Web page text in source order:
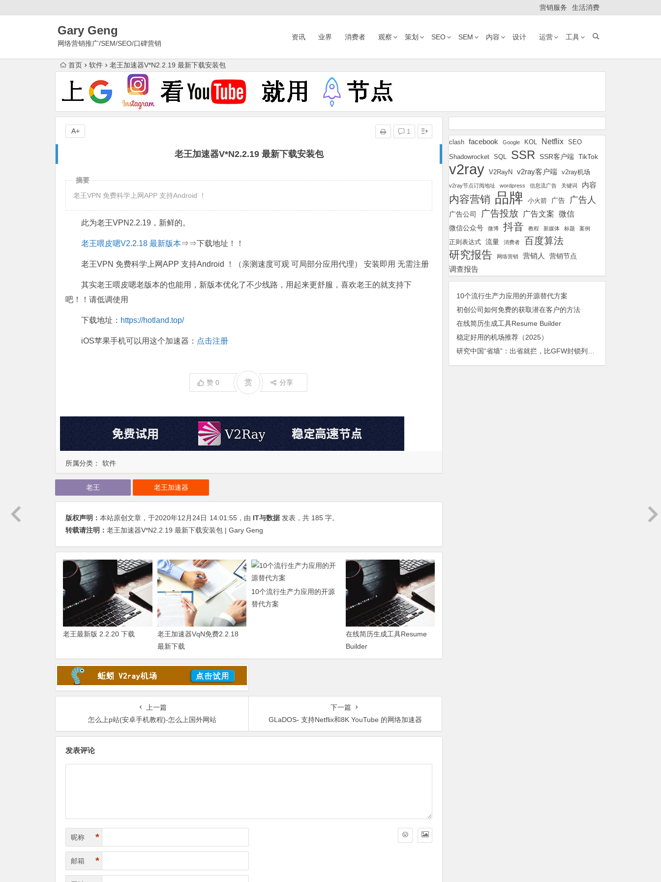
营销服务 生活消费
Gary Geng
网络营销推广/SEM/SEO/口碑营销
资讯 业界 消费者 观察 策划 SEO SEM 内容 设计 运营 工具
首页 软件 老王加速器V*N2.2.19 最新下载安装包
老王加速器V*N2.2.19 最新下载安装包
1
A+
所属分类： 软件
摘要
老王VPN 免费科学上网APP 支持Android ！
此为老王VPN2.2.19，新鲜的。
老王喂皮嗯V2.2.18 最新版本⇒⇒下载地址！！
老王VPN 免费科学上网APP 支持Android ！（亲测速度可观 可局部分应用代理） 安装即用 无需注册
其实老王喂皮嗯老版本的也能用，新版本优化了不少线路，用起来更舒服，喜欢老王的就支持下
吧！！请低调使用
下载地址： https://hotland.top/
iOS苹果手机可以用这个加速器： 点击注册
赞 0 赏 分享
老王 老王加速器
版权声明： 本站原创文章，于2020年12月24日 14:01:55 ，由 IT与数据 发表，共 185 字。
转载请注明： 老王加速器V*N2.2.19 最新下载安装包 | Gary Geng
老王最新版 2.2.20 下载
老王加速器VqN免费2.2.18
最新下载
10个流行生产力应用的开源
替代方案
在线简历生成工具Resume
Builder
上一篇
怎么上p站(安卓手机教程)-怎么上国外网站
下一篇
GLaDOS- 支持Netflix和8K YouTube 的网络加速器
发表评论
昵称 *
邮箱 *
clash facebook Google KOL Netflix
SEO
Shadowrocket
SQL SSR SSR客户端 TikTok
v2ray V2RayN v2ray客户端 v2ray机场
v2ray节点订阅地址 wordpress 信息流广告 关键词 内容
内容营销 品牌 小火箭 广告 广告人
广告公司 广告投放 广告文案 微信
微信公众号 微博 抖音 教程 新媒体 标题 案例
正则表达式 流量 消费者 百度算法
研究报告 网络营销 营销人 营销节点
调查报告
10个流行生产力应用的开源替代方案
初创公司如何免费的获取潜在客户的方法
在线简历生成工具Resume Builder
稳定好用的机场推荐（2025）